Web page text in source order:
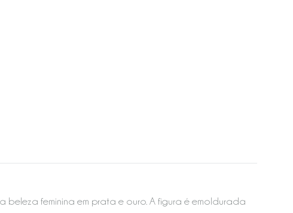
feminina em prata e ouro. A figura é emoldurada